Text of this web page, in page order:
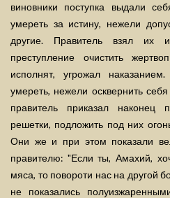
виновники поступка выдали
умереть за истину, нежели
другие. Правитель взял их
преступление очистить
исполнят, угрожал
умереть, нежели осквернить
правитель приказал
решетки, подложить под них
Они же и при этом показали
правителю: "Если ты, Амахий,
мяса, то повороти нас на другой
не показались